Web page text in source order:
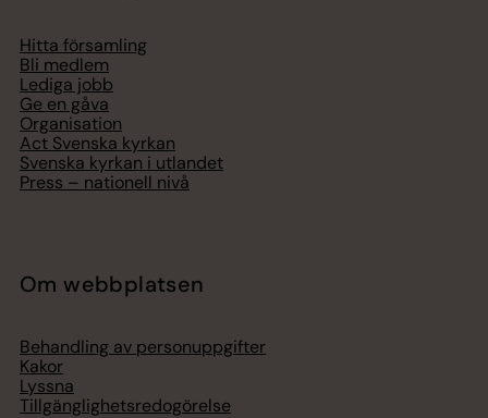
Hitta församling
Bli medlem
Lediga jobb
Ge en gåva
Organisation
Act Svenska kyrkan
Svenska kyrkan i utlandet
Press – nationell nivå
Om webbplatsen
Behandling av personuppgifter
Kakor
Lyssna
Tillgänglighetsredogörelse